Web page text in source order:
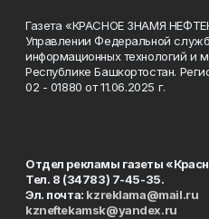
Газета «КРАСНОЕ ЗНАМЯ
Управлении Федеральной
информационных технологий и
Республике Башкортостан.
02 - 01880 от 11.06.2025 г.
Отдел рекламы газеты
Тел. 8 (34783) 7-45-35.
Эл. почта: kzreklama@mail.ru
kzneftekamsk@yandex.ru